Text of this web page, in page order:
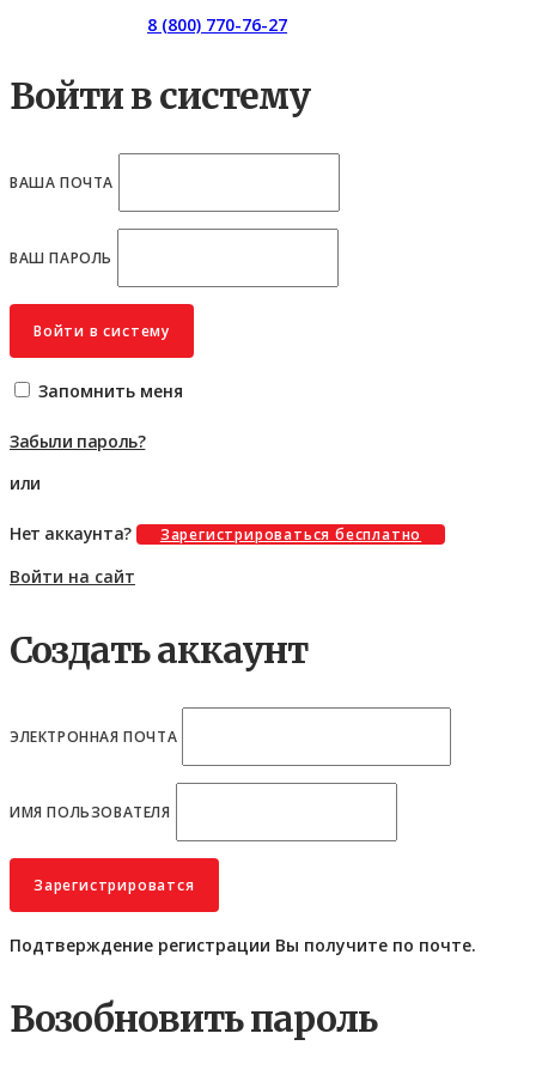
8 (800) 770-76-27
Войти в систему
ВАША ПОЧТА
ВАШ ПАРОЛЬ
Войти в систему
Запомнить меня
Забыли пароль?
или
Нет аккаунта? Зарегистрироваться бесплатно
Войти на сайт
Создать аккаунт
ЭЛЕКТРОННАЯ ПОЧТА
ИМЯ ПОЛЬЗОВАТЕЛЯ
Подтверждение регистрации Вы получите по почте.
Возобновить пароль